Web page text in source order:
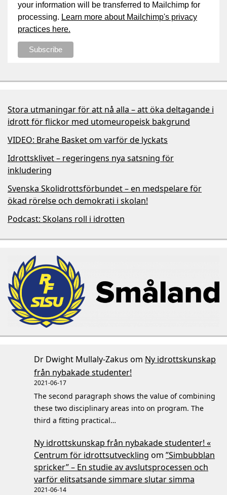
your information will be transferred to Mailchimp for
processing. Learn more about Mailchimp's privacy
practices here.
Stora utmaningar för att nå alla – att öka deltagande i
idrott för flickor med utomeuropeisk bakgrund
VIDEO: Brahe Basket om varför de lyckats
Idrottsklivet – regeringens nya satsning för
inkludering
Svenska Skolidrottsförbundet – en medspelare för
ökad rörelse och demokrati i skolan!
Podcast: Skolans roll i idrotten
Dr Dwight Mullaly-Zakus om Ny idrottskunskap
från nybakade studenter!
2021-06-17
The second paragraph shows the value of combining
these two disciplinary areas into on program. The
third a fitting practical…
Ny idrottskunskap från nybakade studenter! «
Centrum för idrottsutveckling om ”Simbubblan
spricker” – En studie av avslutsprocessen och
varför elitsatsande simmare slutar simma
2021-06-14